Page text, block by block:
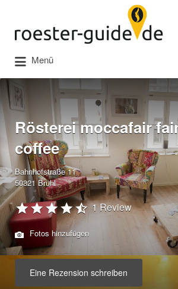
Menü
Rösterei moccafair
coffee
Bahnhofstraße 11
50321 Brühl
1 Review
Fotos hinzufügen
Eine Rezension schreiben